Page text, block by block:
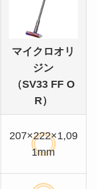
マイクロオリ
ジン
（SV33 FF O
R）
207×222×1,09
1mm